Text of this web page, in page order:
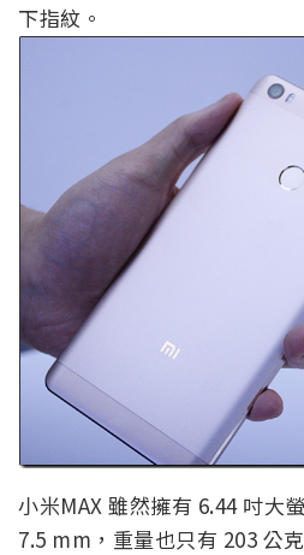
下指紋。
小米MAX 雖然擁有 6.44 吋大
7.5 mm，重量也只有 203 公